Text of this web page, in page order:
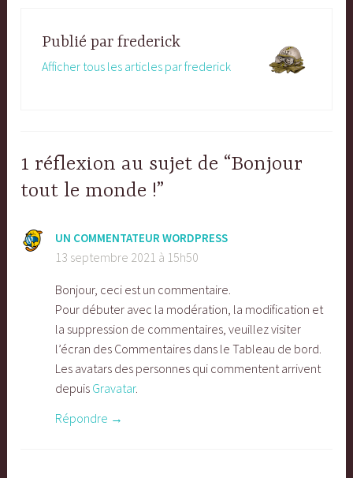
Publié par frederick
Afficher tous les articles par frederick
1 réflexion au sujet de “Bonjour
tout le monde !”
UN COMMENTATEUR WORDPRESS
13 septembre 2021 à 15h50
Bonjour, ceci est un commentaire.
Pour débuter avec la modération, la modification et
la suppression de commentaires, veuillez visiter
l’écran des Commentaires dans le Tableau de bord.
Les avatars des personnes qui commentent arrivent
depuis Gravatar.
Répondre